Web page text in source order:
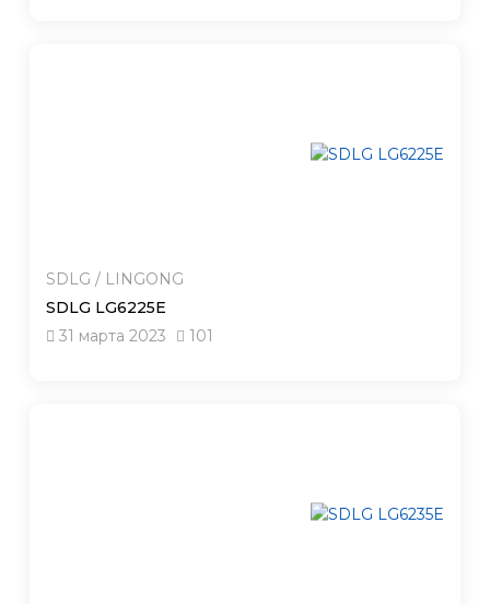
SDLG / LINGONG
SDLG LG6225E
31 марта 2023
101